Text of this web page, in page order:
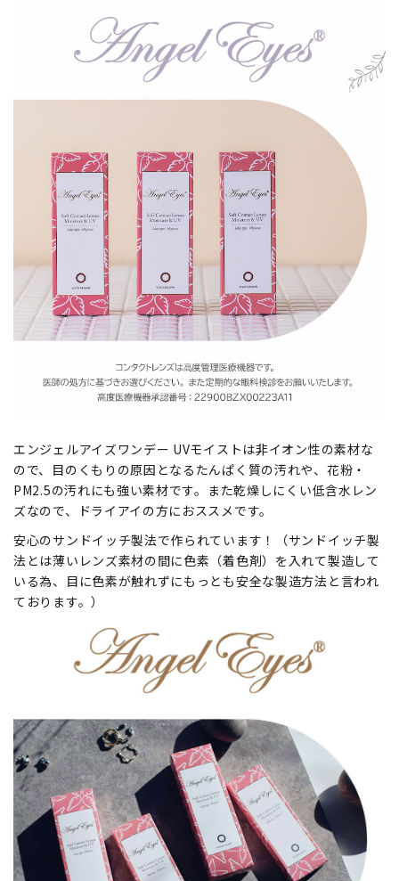
エンジェルアイズワンデー UVモイストは非イオン性の素材な
ので、目のくもりの原因となるたんぱく質の汚れや、花粉・
PM2.5の汚れにも強い素材です。また乾燥しにくい低含水レン
ズなので、ドライアイの方におススメです。
安心のサンドイッチ製法で作られています！（サンドイッチ製
法とは薄いレンズ素材の間に色素（着色剤）を入れて製造して
いる為、目に色素が触れずにもっとも安全な製造方法と言われ
ております。）